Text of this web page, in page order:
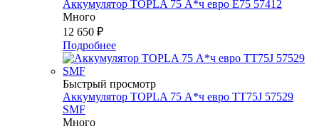
Аккумулятор TOPLA 75 А*ч евро E75 57412
Много
12 650 ₽
Подробнее
Быстрый просмотр
Аккумулятор TOPLA 75 А*ч евро TT75J 57529
SMF
Много